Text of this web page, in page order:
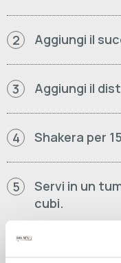
2 Aggiungi il
3 Aggiungi il
4 Shakera per
5
Servi in un
cubi.